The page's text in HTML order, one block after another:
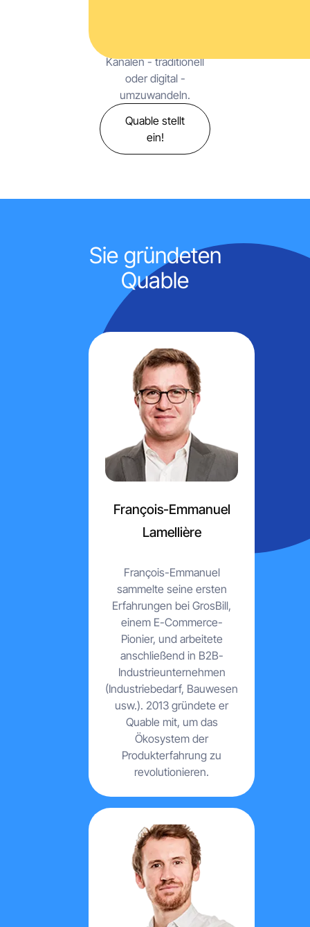
Kundenmarken
+85
Länder, die den PIM
verwaltete
Verfügbarkeit des
Kanälen - traditionell
oder digital -
umzuwandeln.
Quable stellt
ein!
Sie gründeten
Quable
François-Emmanuel
Lamellière
François-Emmanuel
sammelte seine ersten
Erfahrungen bei GrosBill,
einem E-Commerce-
Pionier, und arbeitete
anschließend in B2B-
Industrieunternehmen
(Industriebedarf, Bauwesen
usw.). 2013 gründete er
Quable mit, um das
Ökosystem der
Produkterfahrung zu
revolutionieren.